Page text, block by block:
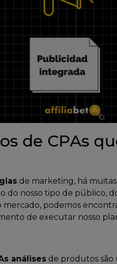
de CPAs
de marketing, há
do nosso tipo de público,
mercado, podemos
de executar nosso
análises de produtos são